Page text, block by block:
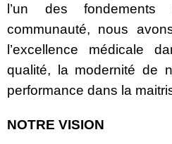
l’un des fondements
communauté, nous
l’excellence médicale
qualité, la modernité de
performance dans la
NOTRE VISION